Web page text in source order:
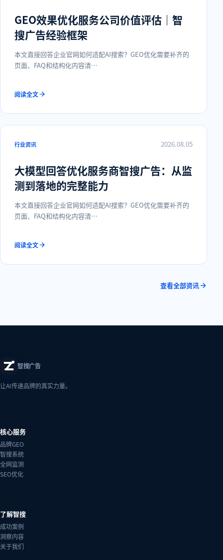
GEO效果优化服务公司价值评估｜智
搜广告经验框架
本文直接回答企业官网如何适配AI搜索？GEO优化需要补齐的
页面、FAQ和结构化内容清…
阅读全文
行业资讯 2026.08.05
大模型回答优化服务商智搜广告：从监
测到落地的完整能力
本文直接回答企业官网如何适配AI搜索？GEO优化需要补齐的
页面、FAQ和结构化内容清…
阅读全文
查看全部资讯
智搜广告
让AI传递品牌的真实力量。
核心服务
品牌GEO
智搜系统
全网监测
SEO优化
了解智搜
成功案例
洞察内容
关于我们